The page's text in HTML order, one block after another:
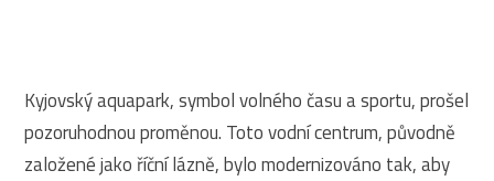
Kyjovský aquapark, symbol volného času a sportu, prošel
pozoruhodnou proměnou. Toto vodní centrum, původně
založené jako říční lázně, bylo modernizováno tak, aby